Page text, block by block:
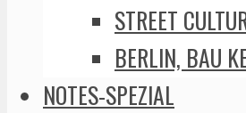
STREET
BERLIN, BAU
NOTES-SPEZIAL